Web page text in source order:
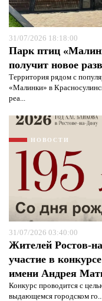
31/07/2026 18:18:00
Парк птиц
получит новое
Территория рядом с
«Малинки» в
реа...
НОВОСТИ
31/07/2026 03:40:00
Жителей Ростов-
участие в
имени Андрея
Конкурс проводится с
выдающемся городском